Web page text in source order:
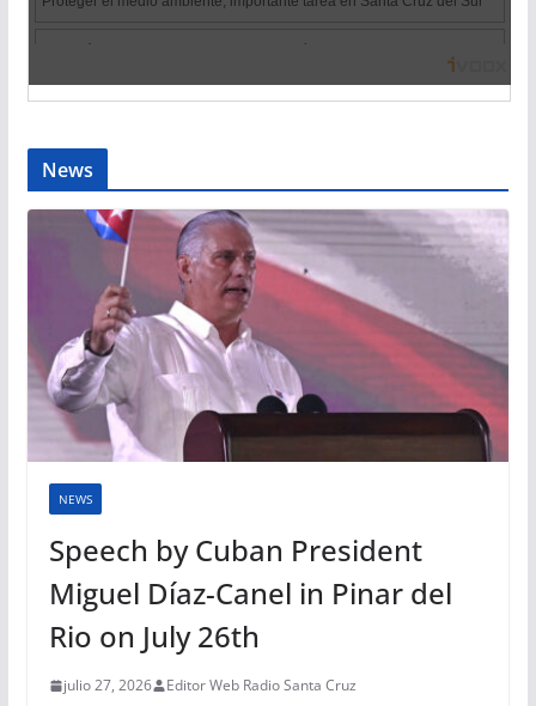
News
NEWS
Speech by Cuban President
Miguel Díaz-Canel in Pinar del
Rio on July 26th
julio 27, 2026 Editor Web Radio Santa Cruz